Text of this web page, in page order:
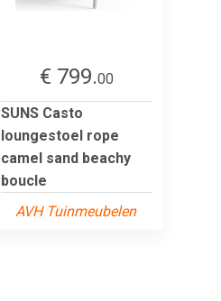
€ 799.00
SUNS Casto
loungestoel rope
camel sand beachy
boucle
AVH Tuinmeubelen